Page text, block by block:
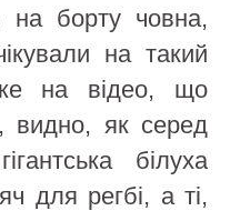
на борту човна,
на такий
на відео, що
видно, як серед
білуха
для регбі, а ті,